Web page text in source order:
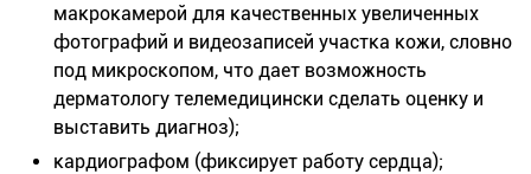
макрокамерой для качественных увеличенных
фотографий и видеозаписей участка кожи, словно
под микроскопом, что дает возможность
дерматологу телемедицински сделать оценку и
выставить диагноз);
кардиографом (фиксирует работу сердца);